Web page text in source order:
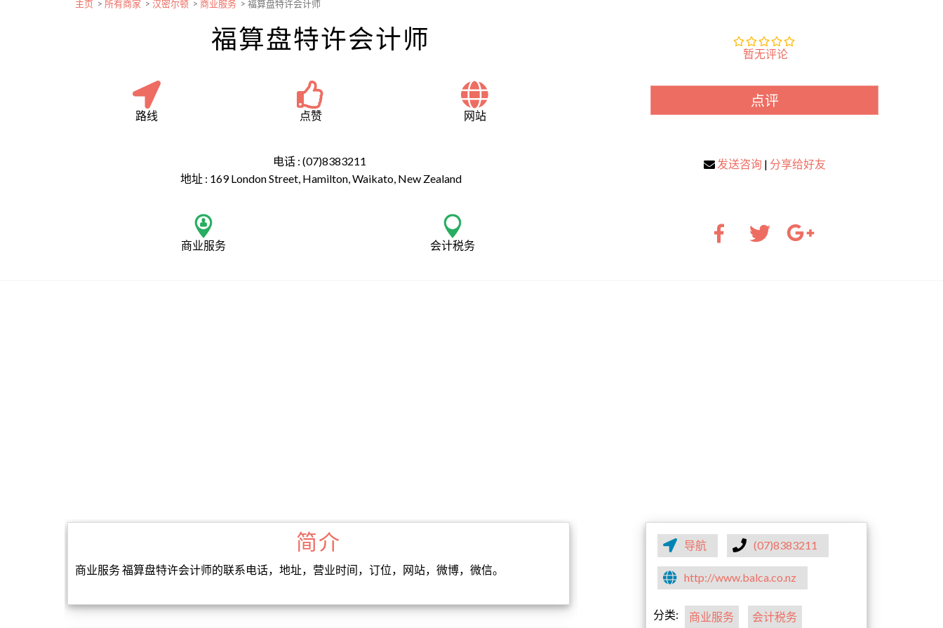
主页 > 所有商家 > 汉密尔顿 > 商业服务 > 福算盘特许会计师
福算盘特许会计师
路线 点赞 网站
电话 : (07)8383211
地址 : 169 London Street, Hamilton, Waikato, New Zealand
商业服务 会计税务
暂无评论
点评
发送咨询 | 分享给好友
简介
商业服务 福算盘特许会计师的联系电话，地址，营业时间，订位，网站，微博，微信。
导航 (07)8383211
http://www.balca.co.nz
分类: 商业服务 会计税务